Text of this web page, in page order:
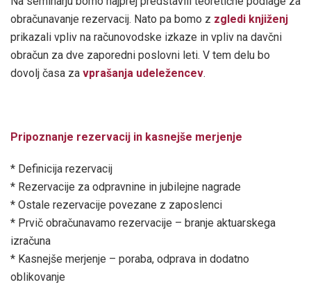
obračunavanje rezervacij. Nato pa bomo z zgledi knjiženj
prikazali vpliv na računovodske izkaze in vpliv na davčni
obračun za dve zaporedni poslovni leti. V tem delu bo
dovolj časa za vprašanja udeležencev.
Pripoznanje rezervacij in kasnejše merjenje
* Definicija rezervacij
* Rezervacije za odpravnine in jubilejne nagrade
* Ostale rezervacije povezane z zaposlenci
* Prvič obračunavamo rezervacije – branje aktuarskega
izračuna
* Kasnejše merjenje – poraba, odprava in dodatno
oblikovanje